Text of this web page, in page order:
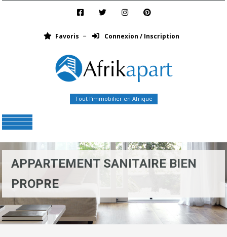
Favoris Connexion / Inscription
Tout l’immobilier en Afrique
APPARTEMENT SANITAIRE BIEN
PROPRE